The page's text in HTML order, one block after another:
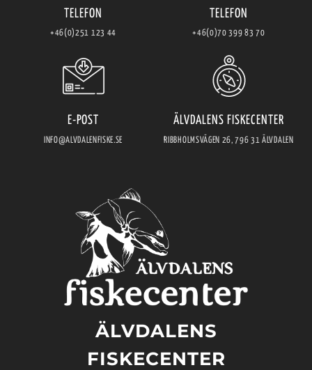
TELEFON
+46(0)251 123 44
TELEFON
+46(0)70 399 83 70
E-POST
INFO@ALVDALENFISKE.SE
ÄLVDALENS FISKECENTER
RIBBHOLMSVÄGEN 26, 796 31 ÄLVDALEN
ÄLVDALENS
FISKECENTER